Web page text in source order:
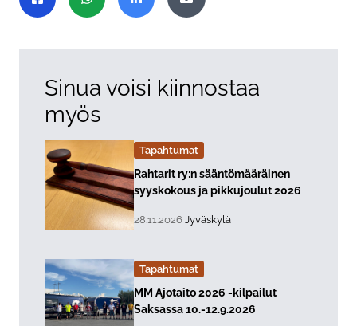
Sinua voisi kiinnostaa
myös
Tapahtumat
Lue lisää about event "
Rahtarit ry:n sääntömääräinen
syyskokous ja pikkujoulut 2026
, Tapahtuman päiväys:
28.11.2026 Sijainti:
Jyväskylä
Tapahtumat
Lue lisää about event "
MM Ajotaito 2026 -kilpailut
Saksassa 10.-12.9.2026